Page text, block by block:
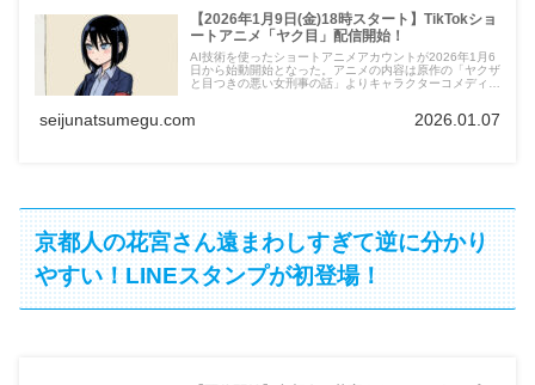
【2026年1月9日(金)18時スタート】TikTokショ
ートアニメ「ヤク目」配信開始！
AI技術を使ったショートアニメアカウントが2026年1月6
日から始動開始となった。アニメの内容は原作の「ヤクザ
と目つきの悪い女刑事の話」よりキャラクターコメディ感
seijunatsumegu.com 2026.01.07
京都人の花宮さん遠まわしすぎて逆に分かり
やすい！LINEスタンプが初登場！